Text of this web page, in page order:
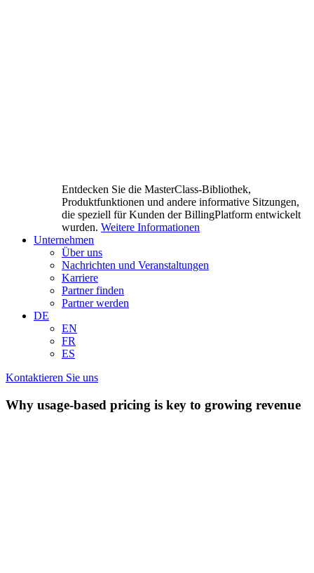
Entdecken Sie die MasterClass-Bibliothek,
Produktfunktionen und andere informative Sitzungen,
die speziell für Kunden der BillingPlatform entwickelt
wurden. Weitere Informationen
Unternehmen
Über uns
Nachrichten und Veranstaltungen
Karriere
Partner finden
Partner werden
DE
EN
FR
ES
Kontaktieren Sie uns
Why usage-based pricing is key to growing revenue